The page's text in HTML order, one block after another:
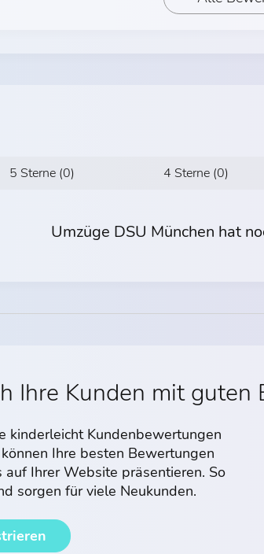
5 Sterne (0) 4 Sterne (0)
Umzüge DSU München hat
Ihre Kunden mit guten
kinderleicht Kundenbewertungen
Ihre besten Bewertungen
Ihrer Website präsentieren. So
sorgen für viele Neukunden.